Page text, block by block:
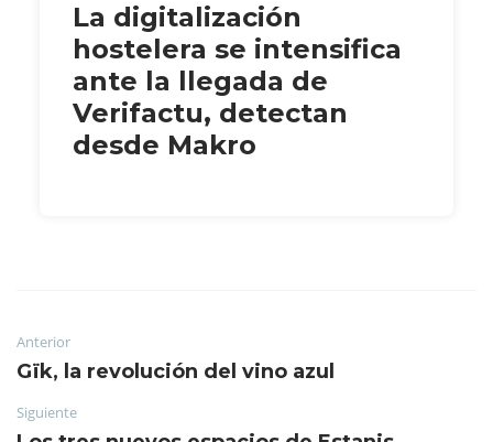
La digitalización
hostelera se intensifica
ante la llegada de
Verifactu, detectan
desde Makro
Anterior
Gïk, la revolución del vino azul
Siguiente